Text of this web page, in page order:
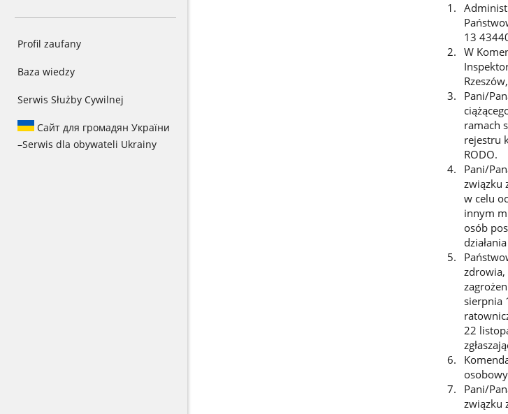
Profil zaufany
Baza wiedzy
Serwis Służby Cywilnej
Сайт для громадян України
–Serwis dla obywateli Ukrainy
13
W
Pani/
ramach
rejestru
RODO.
Pani/
związku
w celu
innym
osób
zdrowia,
sierpnia
22
Pani/
związku